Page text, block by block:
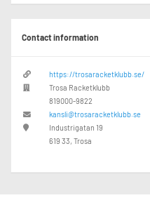
Contact information
https://trosaracketklubb.se/
Trosa Racketklubb
819000-9822
kansli@trosaracketklubb.se
Industrigatan 19
619 33, Trosa